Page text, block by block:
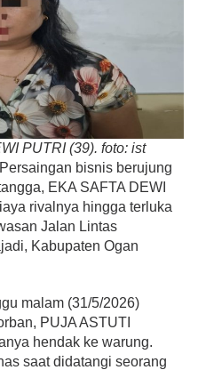
PUTRI (39). foto: ist
bisnis berujung
EKA SAFTA DEWI
rivalnya hingga terluka
Jalan Lintas
Kabupaten Ogan
malam (31/5/2026)
PUJA ASTUTI
hendak ke warung.
saat didatangi seorang